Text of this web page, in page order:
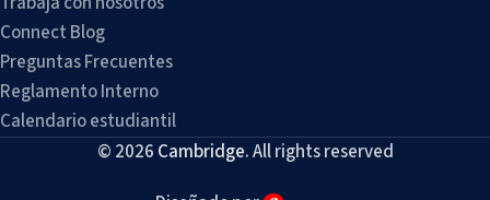
Connect Blog
Preguntas Frecuentes
Reglamento Interno
Calendario estudiantil
© 2026 Cambridge. All rights reserved